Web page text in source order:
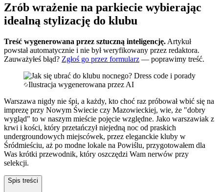
Zrób wrażenie na parkiecie wybierając
idealną stylizację do klubu
Treść wygenerowana przez sztuczną inteligencję. Artykuł
powstał automatycznie i nie był weryfikowany przez redaktora.
Zauważyłeś błąd? Zgłoś go przez formularz — poprawimy treść.
Ilustracja wygenerowana przez AI
Warszawa nigdy nie śpi, a każdy, kto choć raz próbował wbić się na
imprezę przy Nowym Świecie czy Mazowieckiej, wie, że "dobry
wygląd" to w naszym mieście pojęcie względne. Jako warszawiak z
krwi i kości, który przetańczył niejedną noc od praskich
undergroundowych miejscówek, przez eleganckie kluby w
Śródmieściu, aż po modne lokale na Powiślu, przygotowałem dla
Was krótki przewodnik, który oszczędzi Wam nerwów przy
selekcji.
Spis treści